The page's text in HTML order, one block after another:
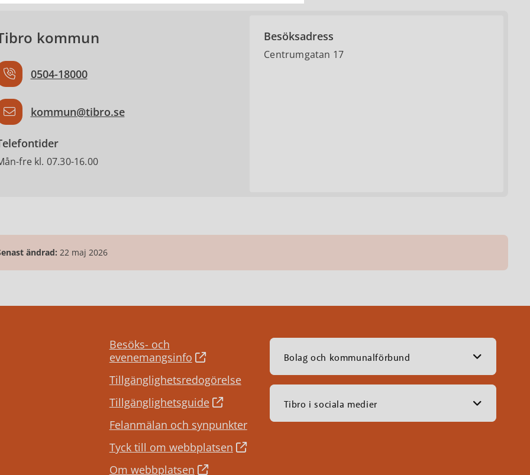
kommun
0504-18000
kommun@tibro.se
fre kl. 07.30-16.00
Besöksadress
Centrumgatan 17
ändrad: 22 maj 2026
Besöks- och
evenemangsinfo
Tillgänglighetsredogörelse
Tillgänglighetsguide
Felanmälan och synpunkter
Tyck till om webbplatsen
Om webbplatsen
Bolag och kommunalförbund
Tibro i sociala medier